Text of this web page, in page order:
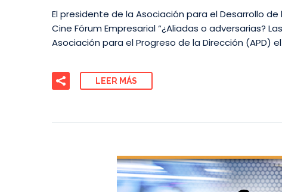
El presidente de la Asociación para el Desarrollo
Cine Fórum Empresarial “¿Aliadas o adversarias?
Asociación para el Progreso de la Dirección (APD)
LEER MÁS